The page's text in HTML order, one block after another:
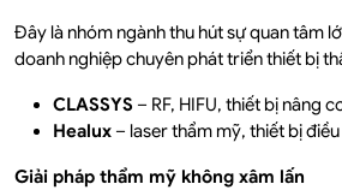
Đây là nhóm ngành thu hút sự quan tâm
doanh nghiệp chuyên phát triển thiết bị
CLASSYS – RF, HIFU, thiết bị nâng
Healux – laser thẩm mỹ, thiết bị
Giải pháp thẩm mỹ không xâm lấn